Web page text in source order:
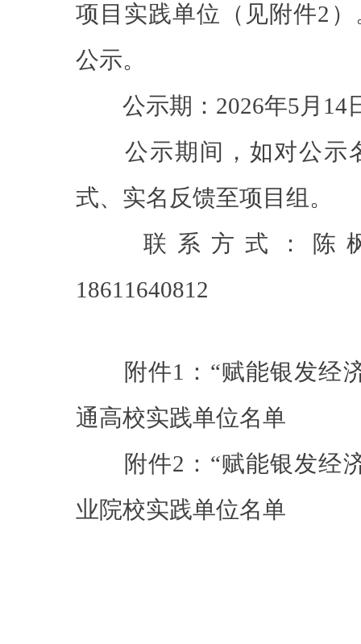
项目实践单位（见附件2
公示。
公示期：2026年5月14
公示期间，如对公示
式、实名反馈至项目组。
联系方式：陈枫
18611640812
附件1：“赋能银发经济
通高校实践单位名单
附件2：“赋能银发经济
业院校实践单位名单